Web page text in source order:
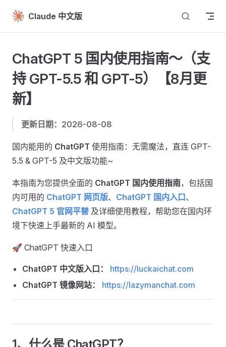
Skip to content
Claude 中文版
ChatGPT 5 国内使用指南～（支
持 GPT-5.5 和 GPT-5）【8月更
新】
更新日期：2026-08-08
国内能用的 ChatGPT 使用指南：无需魔法，直连 GPT-
5.5 & GPT-5 及中文版功能~
本指南为您提供全面的 ChatGPT 国内使用指南，包括国
内可用的 ChatGPT 网页版、 ChatGPT 国内入口、
ChatGPT 5 官网平替 及详细使用教程，帮助您在国内环
境下快速上手最新的 AI 模型。
🚀 ChatGPT 快速入口
ChatGPT 中文版入口：
https://luckaichat.com
ChatGPT 镜像网站：
https://lazymanchat.com